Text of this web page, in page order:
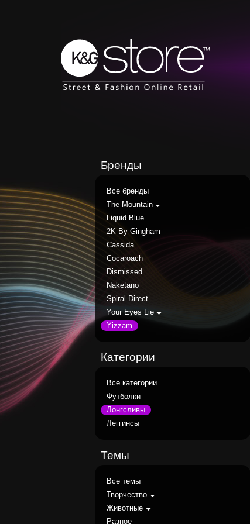
Бренды
Все бренды
The Mountain
Liquid Blue
2K By Gingham
Cassida
Cocaroach
Dismissed
Naketano
Spiral Direct
Your Eyes Lie
Yizzam
Категории
Все категории
Футболки
Лонгсливы
Леггинсы
Темы
Все темы
Творчество
Животные
Разное